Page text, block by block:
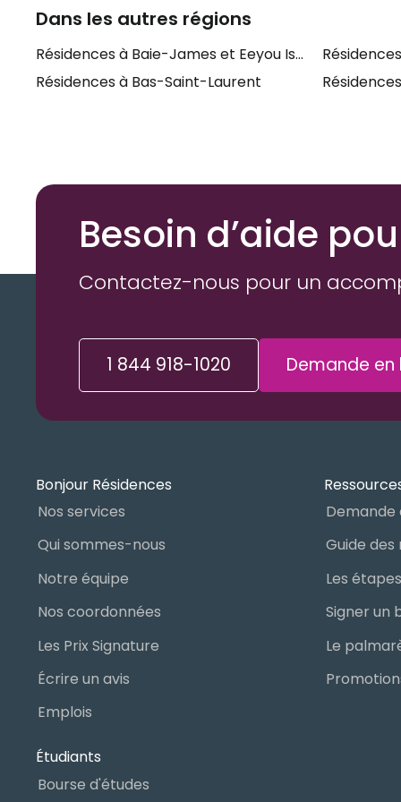
Dans les autres régions
Résidences à Baie-James et Eeyou Istchee
Résidences à Bas-Saint-Laurent
Besoin d’aide
Contactez-nous pour un
1 844 918-1020 Demande en
Bonjour Résidences
Nos services
Qui sommes-nous
Notre équipe
Nos coordonnées
Les Prix Signature
Écrire un avis
Emplois
Étudiants
Bourse d'études
Demande